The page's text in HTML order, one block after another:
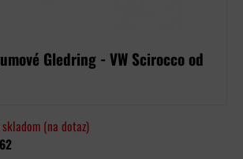
Gledring - VW Scirocco od
(na dotaz)